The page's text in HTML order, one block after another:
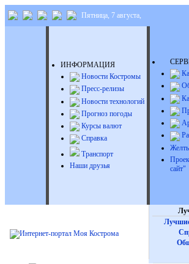
Пятница, 7 августа,
ИНФОРМАЦИЯ
Новости Костромы
Пресс-релизы
Новости технологий
Прогноз погоды
Курсы валют
Справка
Транспорт
Наши друзья
сайт"